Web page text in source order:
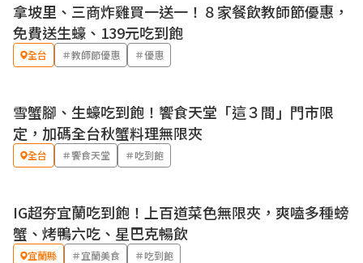
優惠
拿坡里、三商炸雞買一送一！８家餐飲教師節優惠，
免費送生蠔、139元吃到飽
全台 ＃教師節優惠 ＃優惠
雪蟹腳、生蠔吃到飽！饗食天堂「這３間」門市限
定，加碼全台秋蟹料理無限夾
全台 ＃饗食天堂 ＃吃到飽
IG超夯宜蘭吃到飽！上百道菜色無限夾，爽嗑多種螃
蟹、烤鴨六吃、星巴克暢飲
宜蘭縣 ＃宜蘭美食 ＃吃到飽